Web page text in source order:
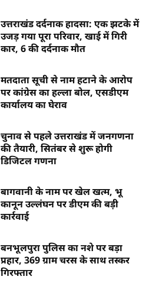
उत्तराखंड दर्दनाक हादसा: एक झटके में
उजड़ गया पूरा परिवार, खाई में गिरी
कार, 6 की दर्दनाक मौत
मतदाता सूची से नाम हटाने के आरोप
पर कांग्रेस का हल्ला बोल, एसडीएम
कार्यालय का घेराव
चुनाव से पहले उत्तराखंड में जनगणना
की तैयारी, सितंबर से शुरू होगी
डिजिटल गणना
बागवानी के नाम पर खेल खत्म, भू
कानून उल्लंघन पर डीएम की बड़ी
कार्रवाई
बनभूलपुरा पुलिस का नशे पर बड़ा
प्रहार, 369 ग्राम चरस के साथ तस्कर
गिरफ्तार